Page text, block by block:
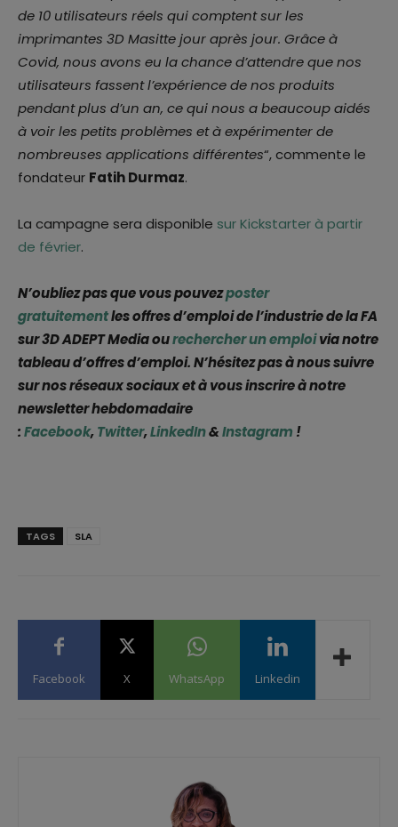
de 10 utilisateurs réels qui comptent sur les
imprimantes 3D Masitte jour après jour. Grâce à
Covid, nous avons eu la chance d’attendre que nos
utilisateurs fassent l’expérience de nos produits
pendant plus d’un an, ce qui nous a beaucoup aidés
à voir les petits problèmes et à expérimenter de
nombreuses applications différentes“, commente le
fondateur Fatih Durmaz.
La campagne sera disponible sur Kickstarter à partir
de février.
N’oubliez pas que vous pouvezposter
gratuitementles offres d’emploi de l’industrie de la FA
sur 3D ADEPT Media ourechercher un emploivia notre
tableau d’offres d’emploi. N’hésitez pas à nous suivre
sur nos réseaux sociaux et à vous inscrire à notre
newsletter hebdomadaire
:Facebook,Twitter,LinkedIn&Instagram !
TAGS SLA
Facebook X WhatsApp Linkedin